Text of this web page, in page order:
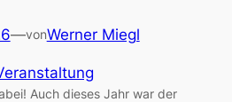
—vonWerner Miegl
Auch dieses Jahr war der